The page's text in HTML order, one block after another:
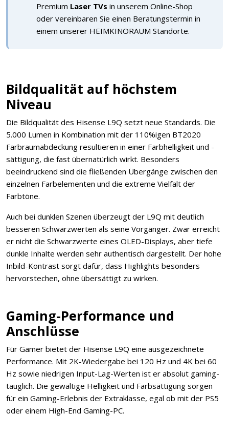
Premium Laser TVs in unserem Online-Shop
oder vereinbaren Sie einen Beratungstermin in
einem unserer HEIMKINORAUM Standorte.
Bildqualität auf höchstem
Niveau
Die Bildqualität des Hisense L9Q setzt neue Standards. Die
5.000 Lumen in Kombination mit der 110%igen BT2020
Farbraumabdeckung resultieren in einer Farbhelligkeit und -
sättigung, die fast übernatürlich wirkt. Besonders
beeindruckend sind die fließenden Übergänge zwischen den
einzelnen Farbelementen und die extreme Vielfalt der
Farbtöne.
Auch bei dunklen Szenen überzeugt der L9Q mit deutlich
besseren Schwarzwerten als seine Vorgänger. Zwar erreicht
er nicht die Schwarzwerte eines OLED-Displays, aber tiefe
dunkle Inhalte werden sehr authentisch dargestellt. Der hohe
Inbild-Kontrast sorgt dafür, dass Highlights besonders
hervorstechen, ohne übersättigt zu wirken.
Gaming-Performance und
Anschlüsse
Für Gamer bietet der Hisense L9Q eine ausgezeichnete
Performance. Mit 2K-Wiedergabe bei 120 Hz und 4K bei 60
Hz sowie niedrigen Input-Lag-Werten ist er absolut gaming-
tauglich. Die gewaltige Helligkeit und Farbsättigung sorgen
für ein Gaming-Erlebnis der Extraklasse, egal ob mit der PS5
oder einem High-End Gaming-PC.